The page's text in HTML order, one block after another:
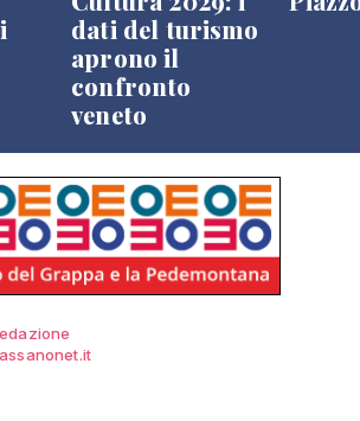
dati del turismo
aprono il
confronto
veneto